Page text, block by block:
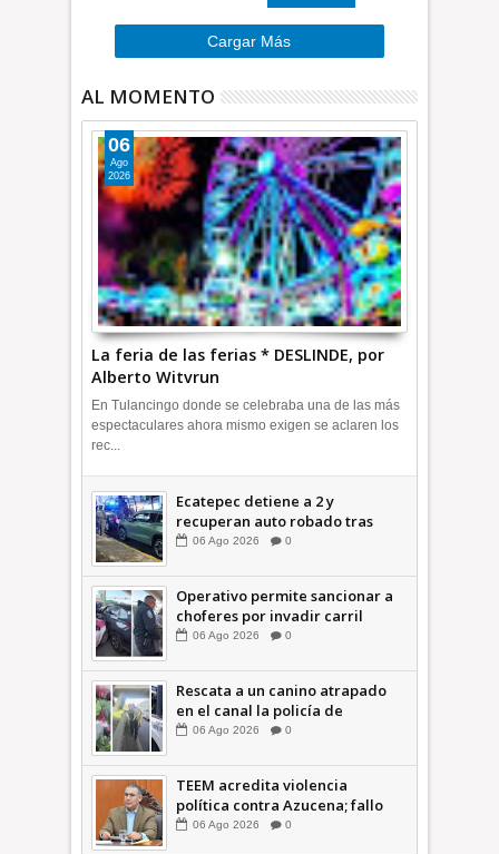
Cargar Más
AL MOMENTO
La feria de las ferias * DESLINDE, por
Alberto Witvrun
06
Ago
2026
En Tulancingo donde se celebraba una de las más
espectaculares ahora mismo exigen se aclaren los
rec...
Ecatepec detiene a 2 y
recuperan auto robado tras
operativo con Tecámac +Video
06 Ago 2026 0
Operativo permite sancionar a
choferes por invadir carril
confinado: Ecatepec +Video |
06 Ago 2026 0
Rescata a un canino atrapado
en el canal la policía de
Ecatepec INFORMATIVA
06 Ago 2026 0
TEEM acredita violencia
política contra Azucena; fallo
confirma guerra sucia: Octavio
06 Ago 2026 0